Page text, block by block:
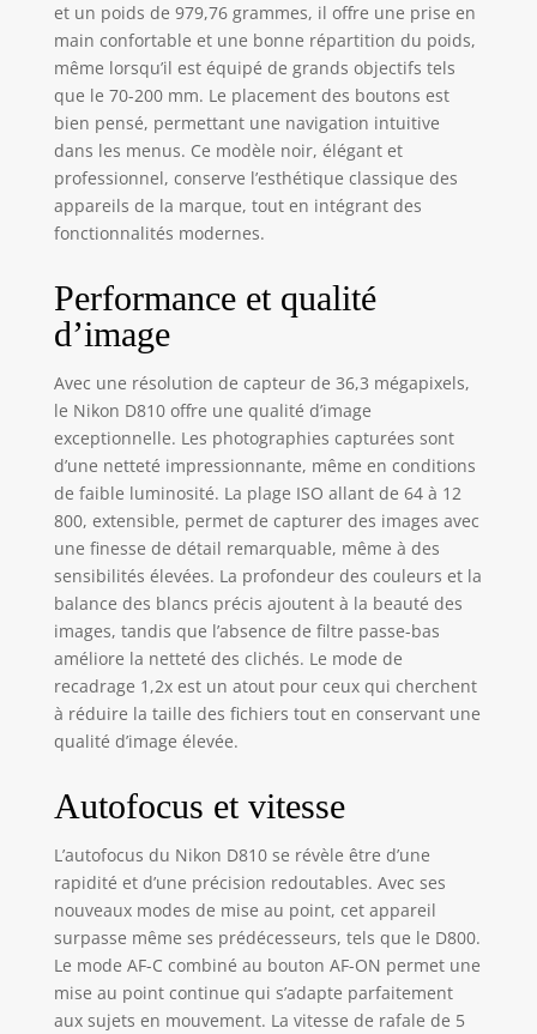
<b>Mégapixel</b>:
36,3 MP <b>Type
d'appareil
photo</b>: Boîtier
d'appareil-photo
SLR <b>Type de
capteur</b>:
CMOS <b>Monture
au point</b>: TTL
et un poids de 979,76 grammes, il offre une prise en
main confortable et une bonne répartition du poids,
même lorsqu’il est équipé de grands objectifs tels
que le 70-200 mm. Le placement des boutons est
bien pensé, permettant une navigation intuitive
dans les menus. Ce modèle noir, élégant et
professionnel, conserve l’esthétique classique des
appareils de la marque, tout en intégrant des
fonctionnalités modernes.
Performance et qualité
d’image
Avec une résolution de capteur de 36,3 mégapixels,
le Nikon D810 offre une qualité d’image
exceptionnelle. Les photographies capturées sont
d’une netteté impressionnante, même en conditions
de faible luminosité. La plage ISO allant de 64 à 12
800, extensible, permet de capturer des images avec
une finesse de détail remarquable, même à des
sensibilités élevées. La profondeur des couleurs et la
balance des blancs précis ajoutent à la beauté des
images, tandis que l’absence de filtre passe-bas
améliore la netteté des clichés. Le mode de
recadrage 1,2x est un atout pour ceux qui cherchent
à réduire la taille des fichiers tout en conservant une
qualité d’image élevée.
Autofocus et vitesse
L’autofocus du Nikon D810 se révèle être d’une
rapidité et d’une précision redoutables. Avec ses
nouveaux modes de mise au point, cet appareil
surpasse même ses prédécesseurs, tels que le D800.
Le mode AF-C combiné au bouton AF-ON permet une
mise au point continue qui s’adapte parfaitement
aux sujets en mouvement. La vitesse de rafale de 5